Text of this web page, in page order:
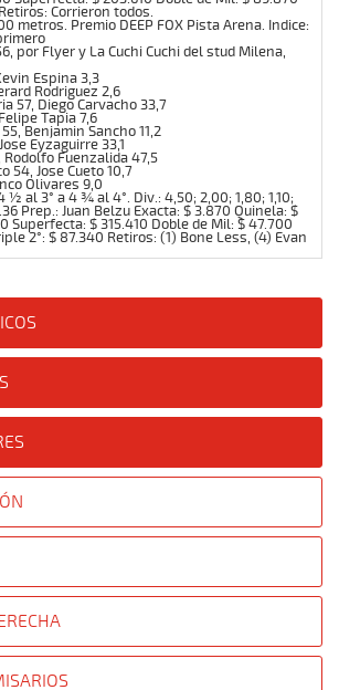
Corrieron todos.
metros. Premio DEEP FOX Pista Arena. Indice:
por Flyer y La Cuchi Cuchi del stud Milena,
Espina 3,3
Rodriguez 2,6
57, Diego Carvacho 33,7
Tapia 7,6
Benjamin Sancho 11,2
Eyzaguirre 33,1
Rodolfo Fuenzalida 47,5
54, Jose Cueto 10,7
Olivares 9,0
½ al 3° a 4 ¾ al 4°. Div.: 4,50; 2,00; 1,80; 1,10;
Prep.: Juan Belzu Exacta: $ 3.870 Quinela: $
Superfecta: $ 315.410 Doble de Mil: $ 47.700
2°: $ 87.340 Retiros: (1) Bone Less, (4) Evan